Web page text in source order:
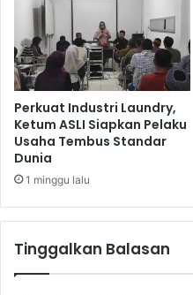
a
r
a
k
a
t
M
i
i
i
m
a
k
i
n
B
e
m
b
Perkuat Industri Laundry,
Ketum ASLI Siapkan Pelaku
Usaha Tembus Standar
Dunia
1 minggu lalu
Tinggalkan Balasan